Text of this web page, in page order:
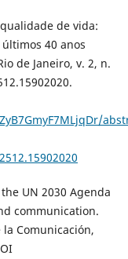
de vida:
40 anos
de Janeiro, v. 2, n.
the UN 2030 Agenda
communication.
Comunicación,